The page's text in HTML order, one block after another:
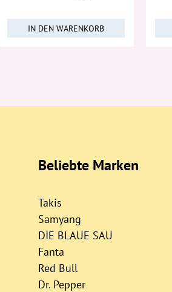
IN DEN WARENKORB
Beliebte Marken
Takis
Samyang
DIE BLAUE SAU
Fanta
Red Bull
Dr. Pepper